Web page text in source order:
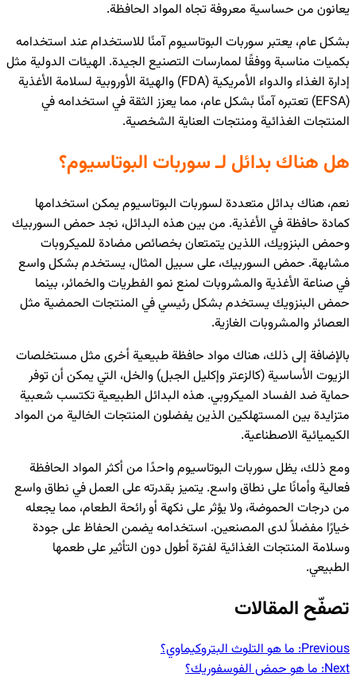
يعانون من حساسية معروفة تجاه المواد الحافظة.
بشكل عام، يعتبر سوربات البوتاسيوم آمنًا للاستخدام عند استخدامه
بكميات مناسبة ووفقًا لممارسات التصنيع الجيدة. الهيئات الدولية مثل
إدارة الغذاء والدواء الأمريكية (FDA) والهيئة الأوروبية لسلامة الأغذية
(EFSA) تعتبره آمنًا بشكل عام، مما يعزز الثقة في استخدامه في
المنتجات الغذائية ومنتجات العناية الشخصية.
هل هناك بدائل لـ سوربات البوتاسيوم؟
نعم، هناك بدائل متعددة لسوربات البوتاسيوم يمكن استخدامها
كمادة حافظة في الأغذية. من بين هذه البدائل، نجد حمض السوربيك
وحمض البنزويك، اللذين يتمتعان بخصائص مضادة للميكروبات
مشابهة. حمض السوربيك، على سبيل المثال، يستخدم بشكل واسع
في صناعة الأغذية والمشروبات لمنع نمو الفطريات والخمائر، بينما
حمض البنزويك يستخدم بشكل رئيسي في المنتجات الحمضية مثل
العصائر والمشروبات الغازية.
بالإضافة إلى ذلك، هناك مواد حافظة طبيعية أخرى مثل مستخلصات
الزيوت الأساسية (كالزعتر وإكليل الجبل) والخل، التي يمكن أن توفر
حماية ضد الفساد الميكروبي. هذه البدائل الطبيعية تكتسب شعبية
متزايدة بين المستهلكين الذين يفضلون المنتجات الخالية من المواد
الكيميائية الاصطناعية.
ومع ذلك، يظل سوربات البوتاسيوم واحدًا من أكثر المواد الحافظة
فعالية وأمانًا على نطاق واسع. يتميز بقدرته على العمل في نطاق واسع
من درجات الحموضة، ولا يؤثر على نكهة أو رائحة الطعام، مما يجعله
خيارًا مفضلاً لدى المصنعين. استخدامه يضمن الحفاظ على جودة
وسلامة المنتجات الغذائية لفترة أطول دون التأثير على طعمها
الطبيعي.
تصفّح المقالات
Previous: ما هو التلوث البتروكيماوي؟
Next: ما هو حمض الفوسفوريك؟